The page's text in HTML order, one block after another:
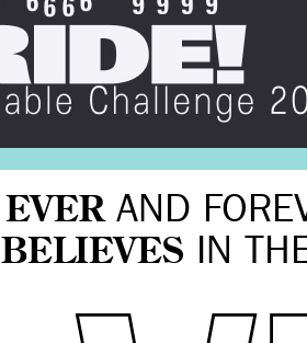
EVERAND
BELIEVES IN